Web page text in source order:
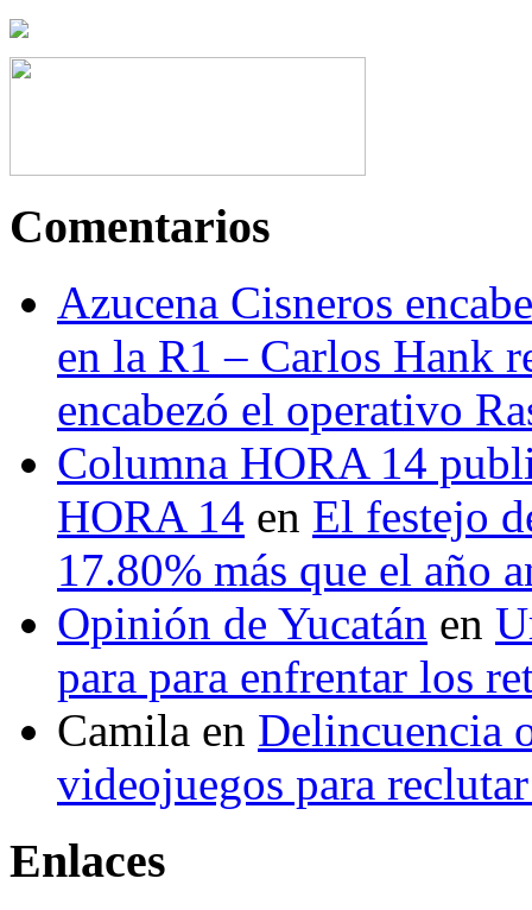
Comentarios
Azucena Cisneros
en la R1 – Carlos Hank
encabezó el operativo
Columna HORA 14
HORA 14 en El festejo
17.80% más que el año
Opinión de Yucatán en
para para enfrentar los
Camila en Delincuencia
videojuegos para
Enlaces